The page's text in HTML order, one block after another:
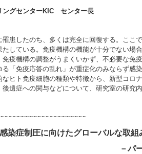
グセンターKIC センター長
患したのち、多くは完全に回復する。ここ
している。免疫機構の機能が十分でない場
疫機構の調整がうまくいかず、不必要な免
る「免疫応答の乱れ」が重症化のみならず感
なヒト免疫細胞の種類や特徴から、新型コロ
遺症への関与などについて、研究室の研究
症制圧に向けたグローバルな取組
ーシップの意義